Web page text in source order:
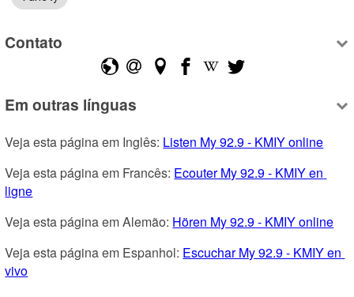
Contato
Em outras línguas
Veja esta página em Inglês: Listen My 92.9 - KMIY online
Veja esta página em Francês: Ecouter My 92.9 - KMIY en
ligne
Veja esta página em Alemão: Hören My 92.9 - KMIY online
Veja esta página em Espanhol: Escuchar My 92.9 - KMIY en
vivo